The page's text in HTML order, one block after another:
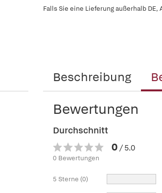
Falls Sie eine Lieferung außerhalb
Beschreibung
Bewertungen
Durchschnitt
0 / 5.0
0 Bewertungen
5 Sterne (0)